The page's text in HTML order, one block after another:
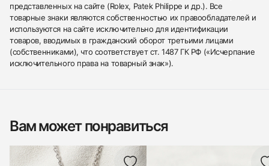
представленных на сайте (Rolex, Patek Philippe и др.). Все
товарные знаки являются собственностью их правообладателей и
используются на сайте исключительно для идентификации
товаров, вводимых в гражданский оборот третьими лицами
(собственниками), что соответствует ст. 1487 ГК РФ («Исчерпание
исключительного права на товарный знак»).
Вам может понравиться